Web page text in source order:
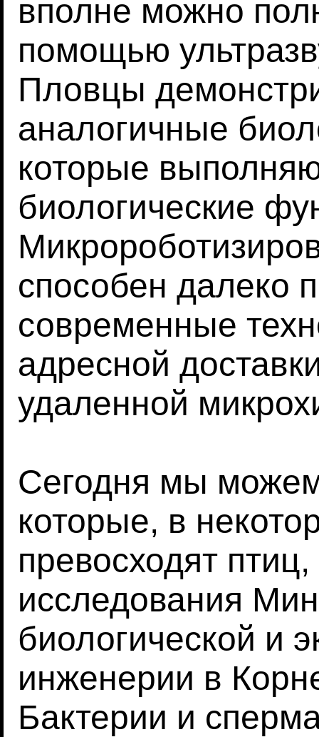
вполне можно
помощью
Пловцы
аналогичные
которые
биологические
способен далеко
современные
адресной
удаленной
Сегодня мы
которые, в
превосходят
исследования
биологической и
инженерии в
Бактерии и